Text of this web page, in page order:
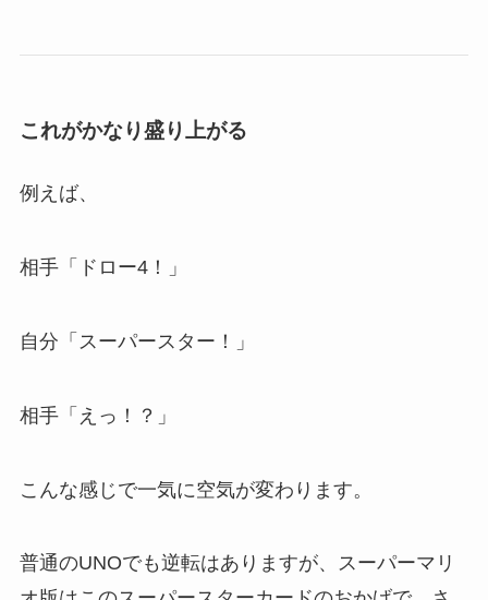
これがかなり盛り上がる
例えば、
相手「ドロー4！」
自分「スーパースター！」
相手「えっ！？」
こんな感じで一気に空気が変わります。
普通のUNOでも逆転はありますが、スーパーマリ